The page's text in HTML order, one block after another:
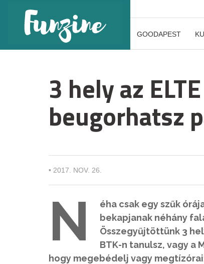
GOODAPEST
3 hely az
beugorhatsz
• 2017. NOV. 26.
N
éha csak egy szűk
bekapjanak néhány
Összegyűjtöttünk 3
BTK-n tanulsz, vagy a
hogy megebédelj vagy